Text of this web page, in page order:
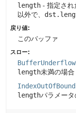
length - 指定され
以外で、
戻り値:
このバッファ
スロー:
length未満の場合
lengthパラメー